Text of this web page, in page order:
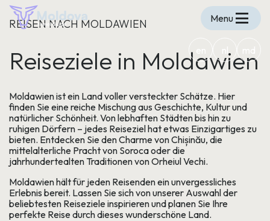
Menu
en nl md
REISEN NACH MOLDAWIEN
Reiseziele in Moldawien
Moldawien ist ein Land voller versteckter Schätze. Hier
finden Sie eine reiche Mischung aus Geschichte, Kultur und
natürlicher Schönheit. Von lebhaften Städten bis hin zu
ruhigen Dörfern – jedes Reiseziel hat etwas Einzigartiges zu
bieten. Entdecken Sie den Charme von Chișinău, die
mittelalterliche Pracht von Soroca oder die
jahrhundertealten Traditionen von Orheiul Vechi.
Moldawien hält für jeden Reisenden ein unvergessliches
Erlebnis bereit. Lassen Sie sich von unserer Auswahl der
beliebtesten Reiseziele inspirieren und planen Sie Ihre
perfekte Reise durch dieses wunderschöne Land.